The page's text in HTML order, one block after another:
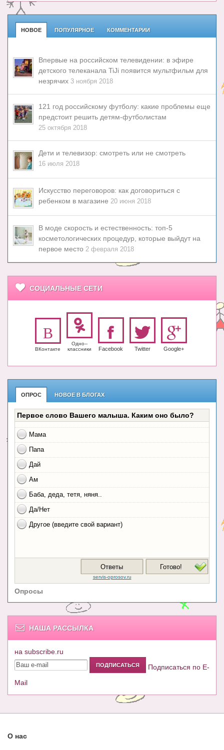
НОВОЕ ПОПУЛЯРНОЕ КОММЕНТАРИИ
Впервые на российском телевидении: в эфире
детского телеканала TiJi появится мультфильм для
незрячих 3 ноября 2018
121 год российскому футболу: какие проблемы еще
предстоит решить детям-футболистам
25 октября 2018
Дети и телевизор: смотреть или не смотреть
16 июля 2018
Искусство переговоров: как договориться с
ребенком в магазине 20 июня 2018
В моде скорость и естественность: топ-5
косметологических процедур, которые выйдут на
первое место 2 февраля 2018
СОЦИАЛЬНЫЕ СЕТИ
ВКонтакте
Одно-­
класс­ники
Facebook Twitter Google+
ОПРОС НОВОЕ В БЛОГАХ
Опросы
НАША РАССЫЛКА
на subscribe.ru
Подписаться по E-
Mail
О нас